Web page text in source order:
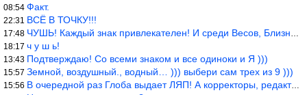
08:54 Факт.
22:31 ВСЁ В ТОЧКУ!!!
17:48 ЧУШЬ! Каждый знак привлекателен! И среди Весов, Близнецов встреч
18:17 ч у ш ь!
13:43 Подтверждаю! Со всеми знаком и все одиноки и Я )))
15:57 Земной, воздушный., водный… ))) выбери сам трех из 9 )))
15:56 В очередной раз Глоба выдает ЛЯП! А корректоры, редакторы пропус